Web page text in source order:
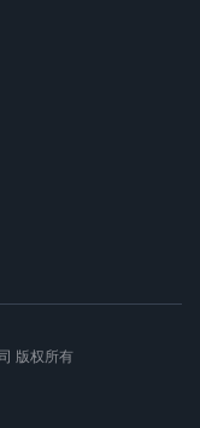
版权所有